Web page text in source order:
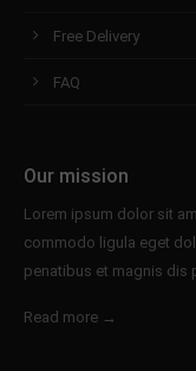
Free Delivery
FAQ
Our mission
Lorem ipsum dolor sit
commodo ligula eget
penatibus et magnis dis
Read more →